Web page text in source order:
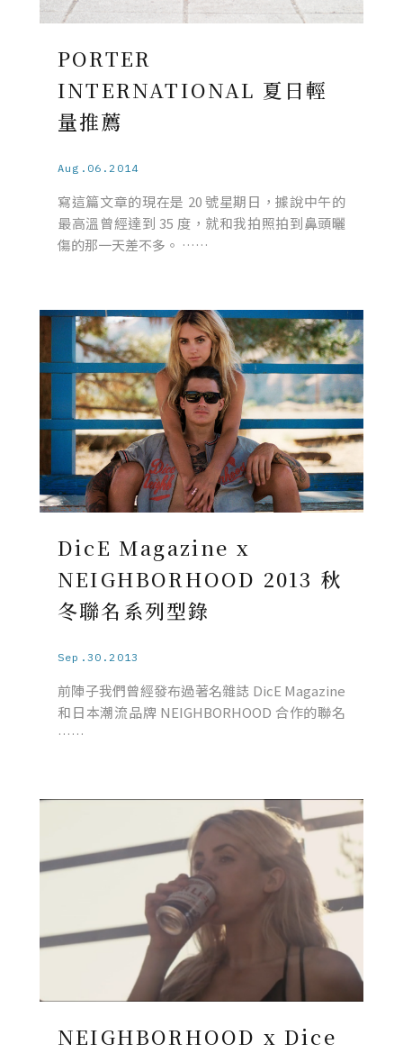
PORTER
INTERNATIONAL 夏日輕
量推薦
Aug.06.2014
寫這篇文章的現在是 20 號星期日，據說中午的
最高溫曾經達到 35 度，就和我拍照拍到鼻頭曬
傷的那一天差不多。 ……
DicE Magazine x
NEIGHBORHOOD 2013 秋
冬聯名系列型錄
Sep.30.2013
前陣子我們曾經發布過著名雜誌 DicE Magazine
和日本潮流品牌 NEIGHBORHOOD 合作的聯名
……
NEIGHBORHOOD x Dice